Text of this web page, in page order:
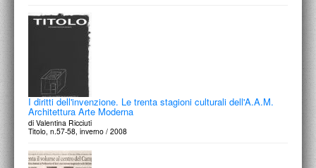
I diritti dell'invenzione. Le trenta stagioni culturali dell'A.A.M.
Architettura Arte Moderna
di Valentina Ricciuti
Titolo, n.57-58, inverno / 2008